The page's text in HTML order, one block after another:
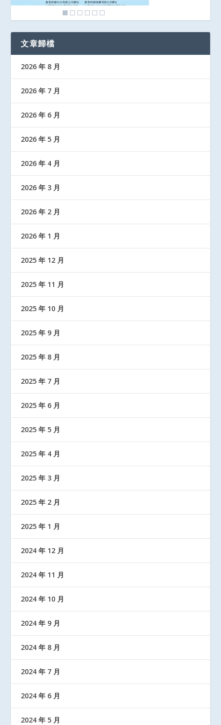
文章歸檔
2026 年 8 月
2026 年 7 月
2026 年 6 月
2026 年 5 月
2026 年 4 月
2026 年 3 月
2026 年 2 月
2026 年 1 月
2025 年 12 月
2025 年 11 月
2025 年 10 月
2025 年 9 月
2025 年 8 月
2025 年 7 月
2025 年 6 月
2025 年 5 月
2025 年 4 月
2025 年 3 月
2025 年 2 月
2025 年 1 月
2024 年 12 月
2024 年 11 月
2024 年 10 月
2024 年 9 月
2024 年 8 月
2024 年 7 月
2024 年 6 月
2024 年 5 月